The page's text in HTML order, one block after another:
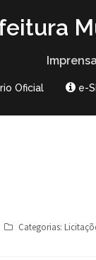
Oficial e-
Categorias: